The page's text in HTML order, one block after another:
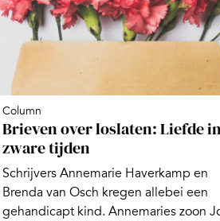
Column
Brieven over loslaten: Liefde in
zware tijden
Schrijvers Annemarie Haverkamp en
Brenda van Osch kregen allebei een
gehandicapt kind. Annemaries zoon